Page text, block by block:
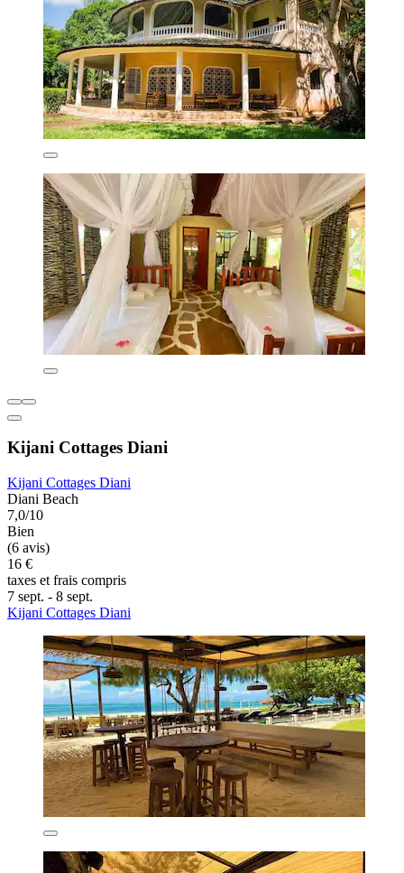
Kijani Cottages Diani
Kijani Cottages Diani
Diani Beach
7,0/10
Bien
(6 avis)
16 €
taxes et frais compris
7 sept. - 8 sept.
Kijani Cottages Diani